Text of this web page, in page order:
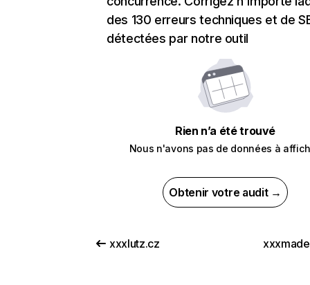
des 130 erreurs techniques et de
détectées par notre outil
Rien n’a été trouvé
Nous n'avons pas de données à
Obtenir votre audit →
xxxlutz.cz